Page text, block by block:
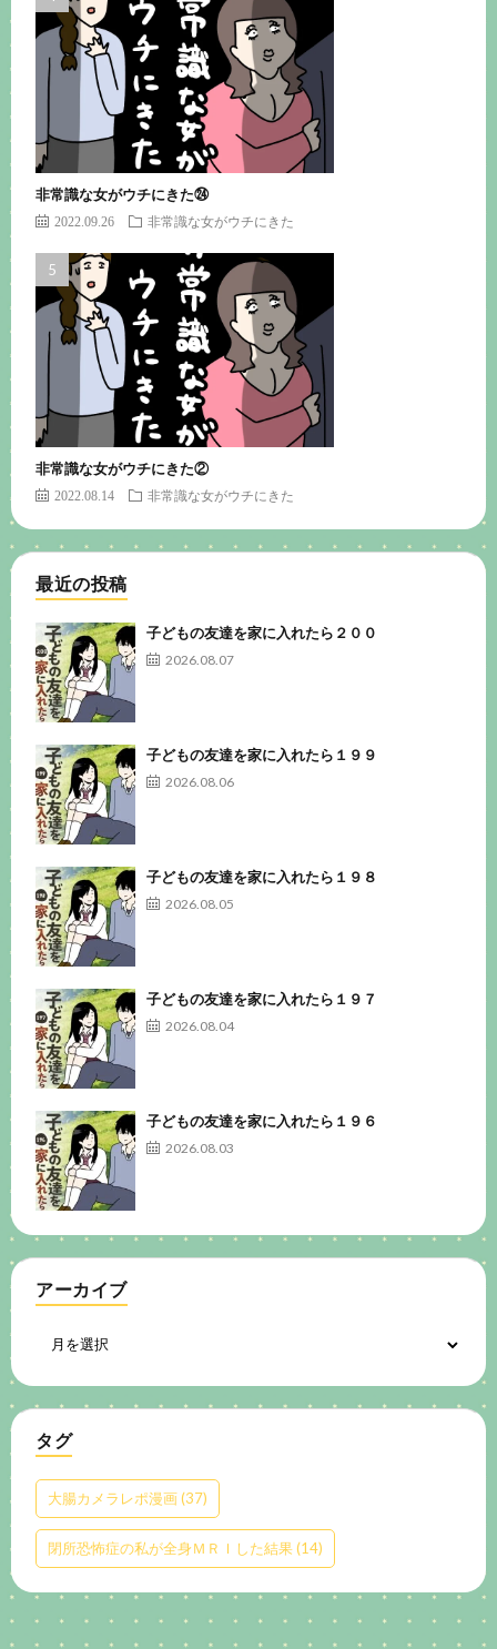
非常識な女がウチにきた㉔
2022.09.26 非常識な女がウチにきた
非常識な女がウチにきた②
2022.08.14 非常識な女がウチにきた
最近の投稿
子どもの友達を家に入れたら２００
2026.08.07
子どもの友達を家に入れたら１９９
2026.08.06
子どもの友達を家に入れたら１９８
2026.08.05
子どもの友達を家に入れたら１９７
2026.08.04
子どもの友達を家に入れたら１９６
2026.08.03
アーカイブ
タグ
大腸カメラレポ漫画(37)
閉所恐怖症の私が全身ＭＲＩした結果(14)